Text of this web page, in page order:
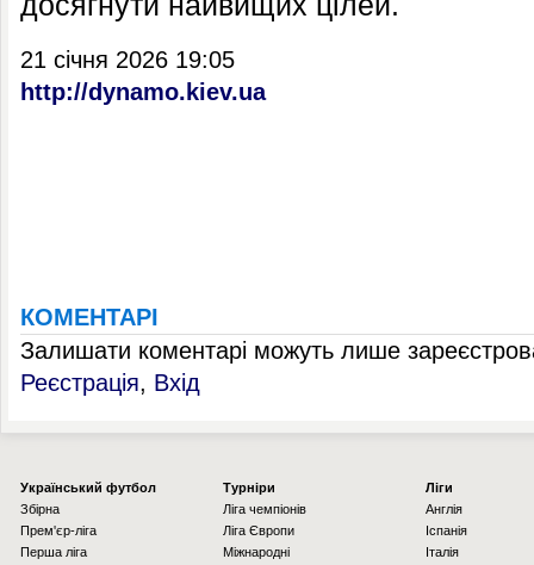
21 січня 2026 19:05
http://dynamo.kiev.ua
КОМЕНТАРІ
Залишати коментарі можуть лише
Реєстрація, Вхід
Українcький футбол
Збірна
Прем'єр-ліга
Перша ліга
Турніри
Ліга чемпіонів
Ліга Європи
Міжнародні
Ліги
Англія
Іспанія
Італія